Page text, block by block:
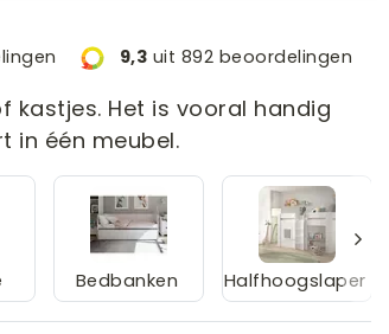
9,3 uit 892 beoordelingen
kastjes. Het is vooral handig
in één meubel.
Bedbanken
Halfhoogslaper